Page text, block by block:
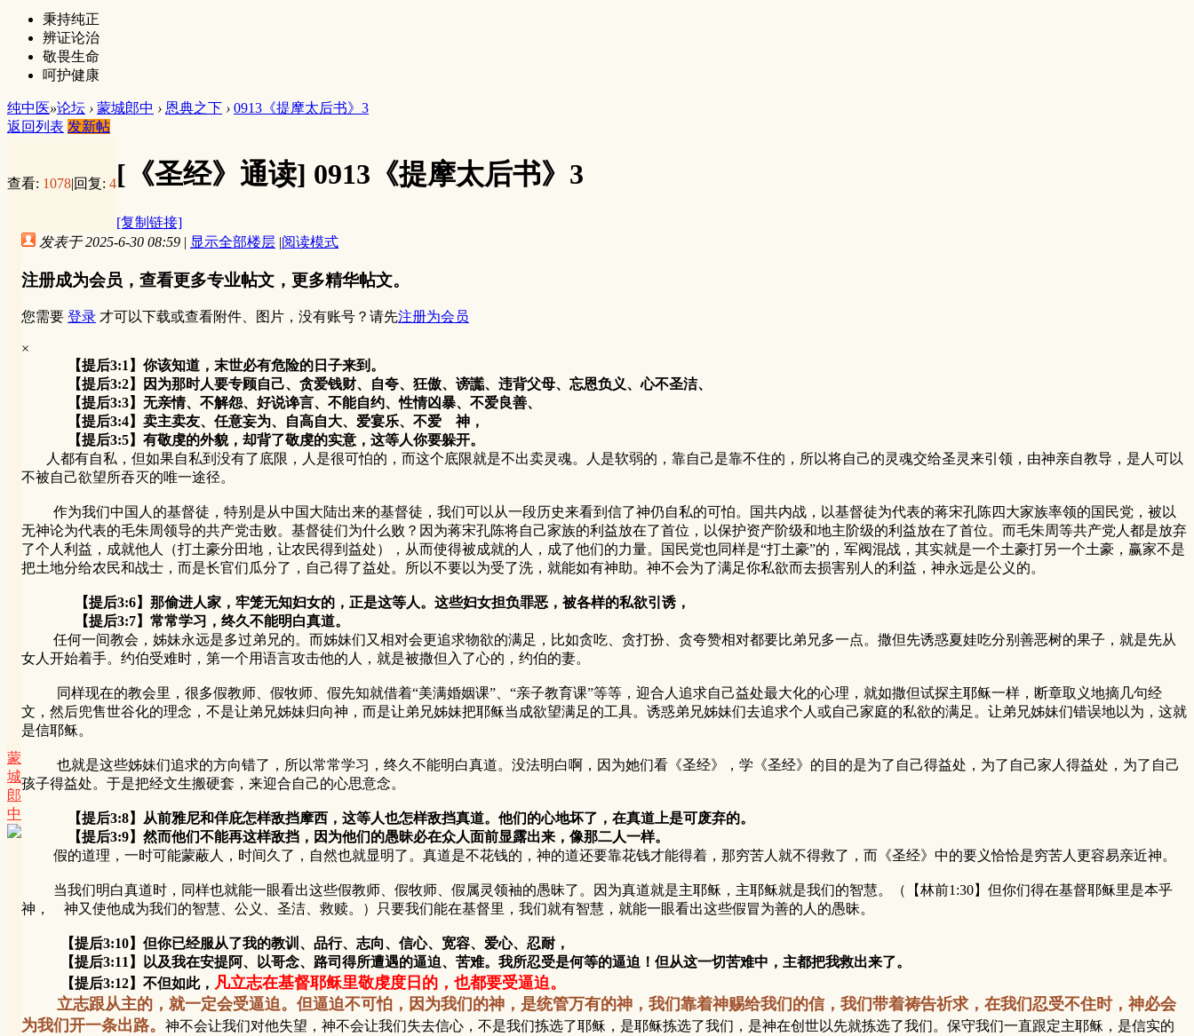
秉持纯正
辨证论治
敬畏生命
呵护健康
纯中医»论坛 › 蒙城郎中 › 恩典之下 › 0913《提摩太后书》3
返回列表 发新帖
查看: 1078|回复: 4[《圣经》通读] 0913《提摩太后书》3
[复制链接]
蒙
城
郎
中
发表于 2025-6-30 08:59 | 显示全部楼层 |阅读模式
注册成为会员，查看更多专业帖文，更多精华帖文。
您需要 登录 才可以下载或查看附件、图片，没有账号？请先注册为会员
×
【提后3:1】你该知道，末世必有危险的日子来到。
【提后3:2】因为那时人要专顾自己、贪爱钱财、自夸、狂傲、谤讟、违背父母、忘恩负义、心不圣洁、
【提后3:3】无亲情、不解怨、好说谗言、不能自约、性情凶暴、不爱良善、
【提后3:4】卖主卖友、任意妄为、自高自大、爱宴乐、不爱 神，
【提后3:5】有敬虔的外貌，却背了敬虔的实意，这等人你要躲开。
人都有自私，但如果自私到没有了底限，人是很可怕的，而这个底限就是不出卖灵魂。人是软弱的，靠自己是靠不住的，所以将自己的灵魂交给圣灵来引领，由神亲自教导，是人可以
不被自己欲望所吞灭的唯一途径。
作为我们中国人的基督徒，特别是从中国大陆出来的基督徒，我们可以从一段历史来看到信了神仍自私的可怕。国共内战，以基督徒为代表的蒋宋孔陈四大家族率领的国民党，被以
无神论为代表的毛朱周领导的共产党击败。基督徒们为什么败？因为蒋宋孔陈将自己家族的利益放在了首位，以保护资产阶级和地主阶级的利益放在了首位。而毛朱周等共产党人都是放弃
了个人利益，成就他人（打土豪分田地，让农民得到益处），从而使得被成就的人，成了他们的力量。国民党也同样是“打土豪”的，军阀混战，其实就是一个土豪打另一个土豪，赢家不是
把土地分给农民和战士，而是长官们瓜分了，自己得了益处。所以不要以为受了洗，就能如有神助。神不会为了满足你私欲而去损害别人的利益，神永远是公义的。
【提后3:6】那偷进人家，牢笼无知妇女的，正是这等人。这些妇女担负罪恶，被各样的私欲引诱，
【提后3:7】常常学习，终久不能明白真道。
任何一间教会，姊妹永远是多过弟兄的。而姊妹们又相对会更追求物欲的满足，比如贪吃、贪打扮、贪夸赞相对都要比弟兄多一点。撒但先诱惑夏娃吃分别善恶树的果子，就是先从
女人开始着手。约伯受难时，第一个用语言攻击他的人，就是被撒但入了心的，约伯的妻。
同样现在的教会里，很多假教师、假牧师、假先知就借着“美满婚姻课”、“亲子教育课”等等，迎合人追求自己益处最大化的心理，就如撒但试探主耶稣一样，断章取义地摘几句经
文，然后兜售世谷化的理念，不是让弟兄姊妹归向神，而是让弟兄姊妹把耶稣当成欲望满足的工具。诱惑弟兄姊妹们去追求个人或自己家庭的私欲的满足。让弟兄姊妹们错误地以为，这就
是信耶稣。
也就是这些姊妹们追求的方向错了，所以常常学习，终久不能明白真道。没法明白啊，因为她们看《圣经》，学《圣经》的目的是为了自己得益处，为了自己家人得益处，为了自己
孩子得益处。于是把经文生搬硬套，来迎合自己的心思意念。
【提后3:8】从前雅尼和佯庇怎样敌挡摩西，这等人也怎样敌挡真道。他们的心地坏了，在真道上是可废弃的。
【提后3:9】然而他们不能再这样敌挡，因为他们的愚昧必在众人面前显露出来，像那二人一样。
假的道理，一时可能蒙蔽人，时间久了，自然也就显明了。真道是不花钱的，神的道还要靠花钱才能得着，那穷苦人就不得救了，而《圣经》中的要义恰恰是穷苦人更容易亲近神。
当我们明白真道时，同样也就能一眼看出这些假教师、假牧师、假属灵领袖的愚昧了。因为真道就是主耶稣，主耶稣就是我们的智慧。（【林前1:30】但你们得在基督耶稣里是本乎
神， 神又使他成为我们的智慧、公义、圣洁、救赎。）只要我们能在基督里，我们就有智慧，就能一眼看出这些假冒为善的人的愚昧。
【提后3:10】但你已经服从了我的教训、品行、志向、信心、宽容、爱心、忍耐，
【提后3:11】以及我在安提阿、以哥念、路司得所遭遇的逼迫、苦难。我所忍受是何等的逼迫！但从这一切苦难中，主都把我救出来了。
【提后3:12】不但如此， 凡立志在基督耶稣里敬虔度日的，也都要受逼迫。
立志跟从主的，就一定会受逼迫。但逼迫不可怕，因为我们的神，是统管万有的神，我们靠着神赐给我们的信，我们带着祷告祈求，在我们忍受不住时，神必会
为我们开一条出路。 神不会让我们对他失望，神不会让我们失去信心，不是我们拣选了耶稣，是耶稣拣选了我们，是神在创世以先就拣选了我们。保守我们一直跟定主耶稣，是信实的